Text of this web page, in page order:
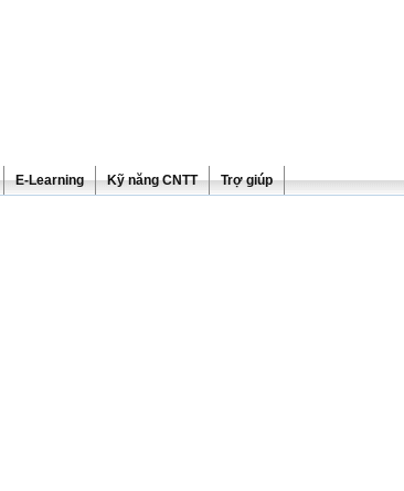
E-Learning Kỹ năng CNTT Trợ giúp